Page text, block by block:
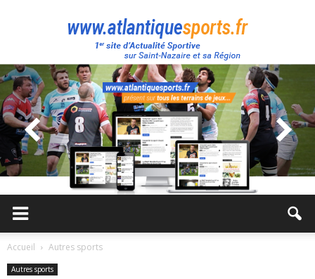
Atlantique
Sport
Accueil Autres sports
Autres sports